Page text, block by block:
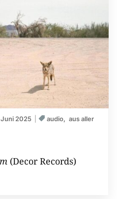
Juni 2025 audio
aus aller
(Decor Records)